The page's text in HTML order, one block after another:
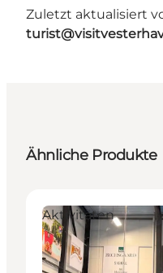
Zuletzt aktualisiert
Ähnliche Produkte
Aktivitäten